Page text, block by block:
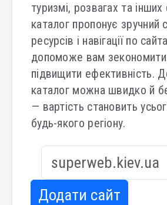
туризмі, розвагах та
каталог пропонує зручний
ресурсів і навігації по
допоможе вам зекономити
підвищити ефективність.
каталог можна швидко й
— вартість становить
будь-якого регіону.
Додати сайт